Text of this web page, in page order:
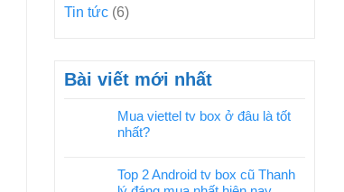
Tin tức (6)
Bài viết mới nhất
Mua viettel tv box ở đâu là tốt
nhất?
Top 2 Android tv box cũ Thanh